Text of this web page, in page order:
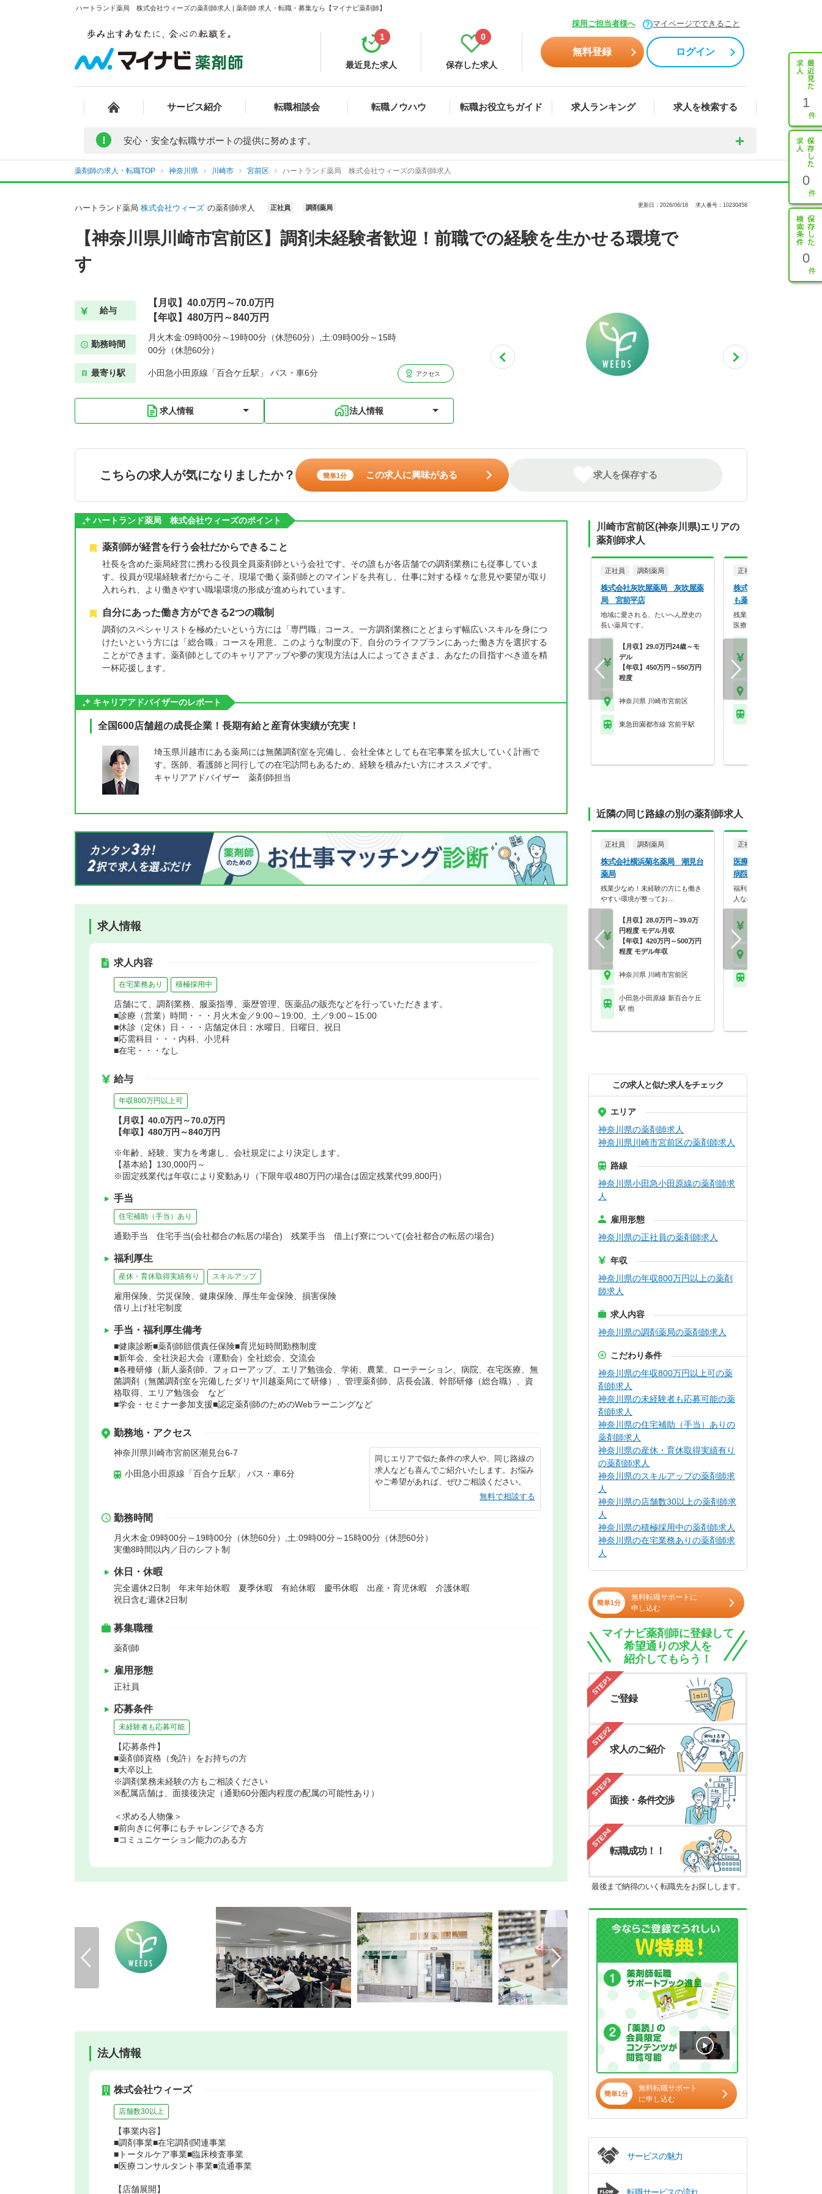
ハートランド薬局 株式会社ウィーズの薬剤師求人 | 薬剤師 求人・転職・募集なら【マイナビ薬剤師】
採用ご担当者様へ マイページでできること
最近見た求人
1
保存した求人
0
無料登録 ログイン
サービス紹介 転職相談会 転職ノウハウ 転職お役立ちガイド 求人ランキング 求人を検索する 1
0
0
! 安心・安全な転職サポートの提供に努めます。
薬剤師の求人・転職TOP 神奈川県 川崎市 宮前区 ハートランド薬局 株式会社ウィーズの薬剤師求人
ハートランド薬局 株式会社ウィーズ の薬剤師求人 正社員 調剤薬局 更新日：2026/06/18 求人番号：10230458
【神奈川県川崎市宮前区】調剤未経験者歓迎！前職での経験を生かせる環境で
す
給与
【月収】40.0万円～70.0万円
【年収】480万円～840万円
勤務時間
月火木金:09時00分～19時00分（休憩60分）,土:09時00分～15時
00分（休憩60分）
最寄り駅 小田急小田原線「百合ケ丘駅」 バス・車6分 アクセス
求人情報 法人情報
こちらの求人が気になりましたか？ 簡単1分 この求人に興味がある 求人を保存する
ハートランド薬局 株式会社ウィーズのポイント
薬剤師が経営を行う会社だからできること
社長を含めた薬局経営に携わる役員全員薬剤師という会社です。その誰もが各店舗での調剤業務にも従事していま
す。役員が現場経験者だからこそ、現場で働く薬剤師とのマインドを共有し、仕事に対する様々な意見や要望が取り
入れられ、より働きやすい職場環境の形成が進められています。
自分にあった働き方ができる2つの職制
調剤のスペシャリストを極めたいという方には「専門職」コース。一方調剤業務にとどまらず幅広いスキルを身につ
けたいという方には「総合職」コースを用意。このような制度の下、自分のライフプランにあった働き方を選択する
ことができます。薬剤師としてのキャリアアップや夢の実現方法は人によってさまざま。あなたの目指すべき道を精
一杯応援します。
キャリアアドバイザーのレポート
全国600店舗超の成長企業！長期有給と産育休実績が充実！
埼玉県川越市にある薬局には無菌調剤室を完備し、会社全体としても在宅事業を拡大していく計画で
す。医師、看護師と同行しての在宅訪問もあるため、経験を積みたい方にオススメです。
キャリアアドバイザー 薬剤師担当
求人情報
求人内容
在宅業務あり 積極採用中
店舗にて、調剤業務、服薬指導、薬歴管理、医薬品の販売などを行っていただきます。
■診療（営業）時間・・・月火木金／9:00～19:00、土／9:00～15:00
■休診（定休）日・・・店舗定休日：水曜日、日曜日、祝日
■応需科目・・・内科、小児科
■在宅・・・なし
給与
年収800万円以上可
【月収】40.0万円～70.0万円
【年収】480万円～840万円
※年齢、経験、実力を考慮し、会社規定により決定します。
【基本給】130,000円～
※固定残業代は年収により変動あり（下限年収480万円の場合は固定残業代99,800円）
手当
住宅補助（手当）あり
通勤手当 住宅手当(会社都合の転居の場合) 残業手当 借上げ寮について(会社都合の転居の場合)
福利厚生
産休・育休取得実績有り スキルアップ
雇用保険、労災保険、健康保険、厚生年金保険、損害保険
借り上げ社宅制度
手当・福利厚生備考
■健康診断■薬剤師賠償責任保険■育児短時間勤務制度
■新年会、全社決起大会（運動会）全社総会、交流会
■各種研修（新人薬剤師、フォローアップ、エリア勉強会、学術、農業、ローテーション、病院、在宅医療、無
菌調剤（無菌調剤室を完備したダリヤ川越薬局にて研修）、管理薬剤師、店長会議、幹部研修（総合職）、資
格取得、エリア勉強会 など
■学会・セミナー参加支援■認定薬剤師のためのWebラーニングなど
勤務地・アクセス
神奈川県川崎市宮前区潮見台6-7
小田急小田原線「百合ケ丘駅」 バス・車6分
同じエリアで似た条件の求人や、同じ路線の
求人なども喜んでご紹介いたします。お悩み
やご希望があれば、ぜひご相談ください。
無料で相談する
勤務時間
月火木金:09時00分～19時00分（休憩60分）,土:09時00分～15時00分（休憩60分）
実働8時間以内／日のシフト制
休日・休暇
完全週休2日制 年末年始休暇 夏季休暇 有給休暇 慶弔休暇 出産・育児休暇 介護休暇
祝日含む週休2日制
募集職種
薬剤師
雇用形態
正社員
応募条件
未経験者も応募可能
【応募条件】
■薬剤師資格（免許）をお持ちの方
■大卒以上
※調剤業務未経験の方もご相談ください
※配属店舗は、面接後決定（通勤60分圏内程度の配属の可能性あり）
＜求める人物像＞
■前向きに何事にもチャレンジできる方
■コミュニケーション能力のある方
法人情報
株式会社ウィーズ
店舗数30以上
【事業内容】
■調剤事業■在宅調剤関連事業
■トータルケア事業■臨床検査事業
■医療コンサルタント事業■流通事業
【店舗展開】
川崎市宮前区(神奈川県)エリアの
薬剤師求人
正社員 調剤薬局
株式会社灰吹屋薬局 灰吹屋薬
局 宮前平店
地域に愛される、たいへん歴史の
長い薬局です。
【月収】29.0万円24歳～モ
デル
【年収】450万円～550万円
程度
神奈川県 川崎市宮前区
東急田園都市線 宮前平駅
正社員
株式会社BloomingSoul
も薬局 馬絹店
残業少なめ！風通りがよく、
医療で専門性を高めら…
近隣の同じ路線の別の薬剤師求人
正社員 調剤薬局
株式会社横浜菊名薬局 潮見台
薬局
残業少なめ！未経験の方にも働き
やすい環境が整ってお…
【月収】28.0万円～39.0万
円程度 モデル月収
【年収】420万円～500万円
程度 モデル年収
神奈川県 川崎市宮前区
小田急小田原線 新百合ケ丘
駅 他
正社員
医療法人三星会 かわさ
病院
福利厚生充実◎母体は大手医
人なので安定感抜群で…
この求人と似た求人をチェック
エリア
神奈川県の薬剤師求人
神奈川県川崎市宮前区の薬剤師求人
路線
神奈川県小田急小田原線の薬剤師求
人
雇用形態
神奈川県の正社員の薬剤師求人
年収
神奈川県の年収800万円以上の薬剤
師求人
求人内容
神奈川県の調剤薬局の薬剤師求人
こだわり条件
神奈川県の年収800万円以上可の薬
剤師求人
神奈川県の未経験者も応募可能の薬
剤師求人
神奈川県の住宅補助（手当）ありの
薬剤師求人
神奈川県の産休・育休取得実績有り
の薬剤師求人
神奈川県のスキルアップの薬剤師求
人
神奈川県の店舗数30以上の薬剤師求
人
神奈川県の積極採用中の薬剤師求人
神奈川県の在宅業務ありの薬剤師求
人
簡単1分
無料転職サポートに
申し込む
マイナビ薬剤師に登録して
希望通りの求人を
紹介してもらう！
STEP1
ご登録
STEP2
求人のご紹介
STEP3
面接・条件交渉
STEP4
転職成功！！
最後まで納得のいく転職先をお探しします。
簡単1分
無料転職サポート
に申し込む
サービスの魅力